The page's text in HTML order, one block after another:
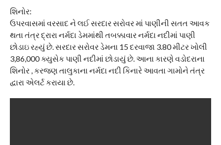
શિનોર:
ઉપરવાસમાં વરસાદ ને લઈ સરદાર સરોવર માં પાણીની સતત આવક
થતા તંત્ર દ્રારા નર્મદા ડેમમાંથી તબક્કાવાર નર્મદા નદીમાં પાણી
છોડાઇ રહ્યું છે. સરદાર સરોવર ડેમના 15 દરવાજા 3.80 મીટર ખોલી
3,86,000 ક્યુસેક પાણી નદીમાં છોડાયું છે. આના કારણે વડોદરાના
શિનોર , કરજણ તાલુકાના નર્મદા નદી કિનારે આવતા ગામોને તંત્ર
દ્વારા એલર્ટ કરાયા છે.